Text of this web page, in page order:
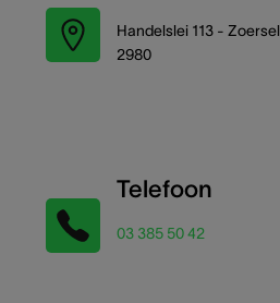
Handelslei 113 - Zoersel
2980
Telefoon
03 385 50 42